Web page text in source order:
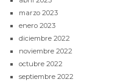
marzo 2023
enero 2023
diciembre 2022
noviembre 2022
octubre 2022
septiembre 2022